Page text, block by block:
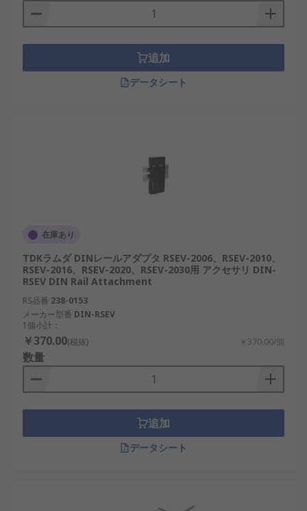
追加
データシート
在庫あり
TDKラムダ DINレールアダプタ RSEV-2006、RSEV-2010、
RSEV-2016、RSEV-2020、RSEV-2030用 アクセサリ DIN-
RSEV DIN Rail Attachment
RS品番 238-0153
メーカー型番 DIN-RSEV
1個小計：
￥370.00(税抜) ￥370.00/個
数量
追加
データシート